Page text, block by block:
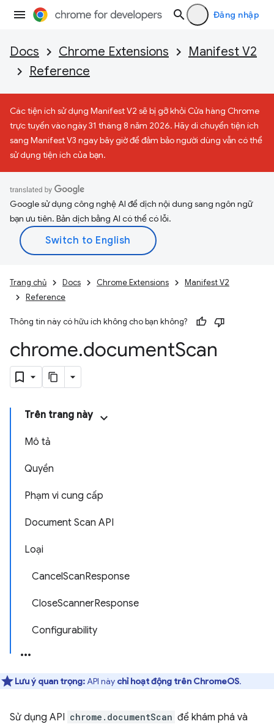
Đăng nhập
Docs Chrome Extensions
Manifest V2
Reference
Các tiện ích sử dụng Manifest V2 sẽ bị gỡ khỏi Cửa hàng Chrome
trực tuyến vào ngày 31 tháng 8 năm 2026. Hãy di chuyển tiện ích
sang Manifest V3 ngay bây giờ để đảm bảo người dùng vẫn có thể
sử dụng tiện ích của bạn.
Google sử dụng công nghệ AI để dịch nội dung sang ngôn ngữ
bạn ưu tiên. Bản dịch bằng AI có thể có lỗi.
Trang chủ Docs Chrome Extensions
Manifest V2
Reference
Thông tin này có hữu ích không cho bạn không?
chrome.documentScan
Trên trang này
Mô tả
Quyền
Phạm vi cung cấp
Document Scan API
Loại
CancelScanResponse
CloseScannerResponse
Configurability
Lưu ý quan trọng:API này chỉ hoạt động trên ChromeOS.
Sử dụng API chrome.documentScan để khám phá và